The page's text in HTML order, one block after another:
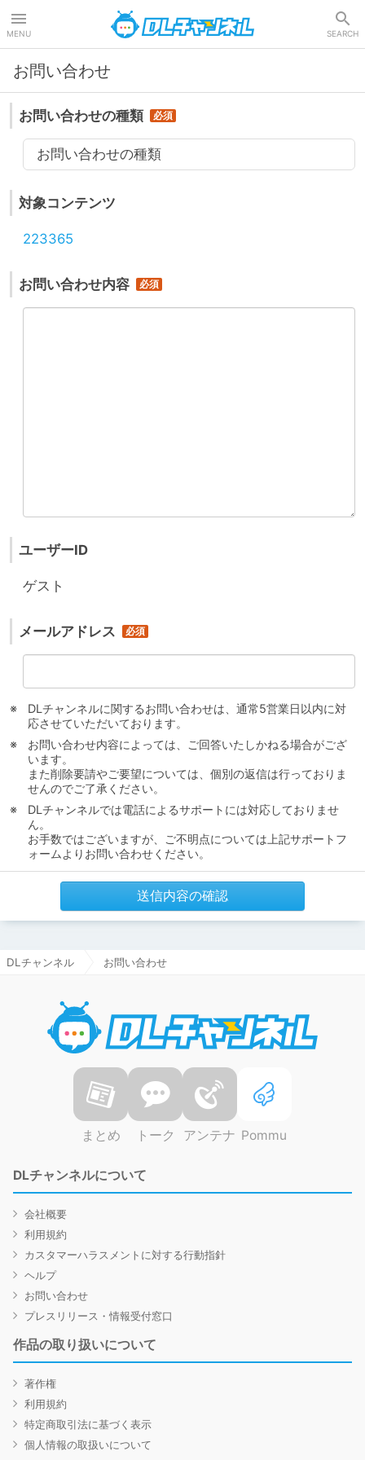
MENU SEARCH
お問い合わせ
お問い合わせの種類
お問い合わせの種類
対象コンテンツ
223365
お問い合わせ内容
ユーザーID
ゲスト
メールアドレス
DLチャンネルに関するお問い合わせは、通常5営業日以内に対
応させていただいております。
お問い合わせ内容によっては、ご回答いたしかねる場合がござ
います。
また削除要請やご要望については、個別の返信は行っておりま
せんのでご了承ください。
DLチャンネルでは電話によるサポートには対応しておりませ
ん。
お手数ではございますが、ご不明点については上記サポートフ
ォームよりお問い合わせください。
送信内容の確認
DLチャンネル お問い合わせ
まとめ トーク アンテナ Pommu
DLチャンネルについて
会社概要
利用規約
カスタマーハラスメントに対する行動指針
ヘルプ
お問い合わせ
プレスリリース・情報受付窓口
作品の取り扱いについて
著作権
利用規約
特定商取引法に基づく表示
個人情報の取扱いについて